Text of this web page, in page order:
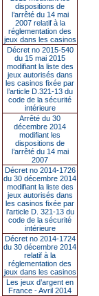
dispositions de
l’arrêté du 14 mai
2007 relatif à la
réglementation des
jeux dans les casinos
Décret no 2015-540
du 15 mai 2015
modifiant la liste des
jeux autorisés dans
les casinos fixée par
l’article D.321-13 du
code de la sécurité
intérieure
Arrêté du 30
décembre 2014
modifiant les
dispositions de
l’arrêté du 14 mai
2007
Décret no 2014-1726
du 30 décembre 2014
modifiant la liste des
jeux autorisés dans
les casinos fixée par
l’article D. 321-13 du
code de la sécurité
intérieure
Décret no 2014-1724
du 30 décembre 2014
relatif à la
réglementation des
jeux dans les casinos
Les jeux d’argent en
France - Avril 2014